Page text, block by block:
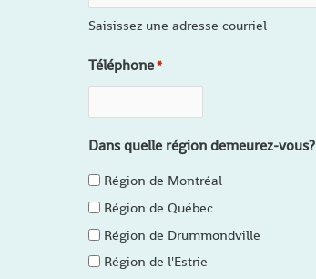
Saisissez une adresse courriel
Téléphone*
Dans quelle région demeurez-vous?
Région de Montréal
Région de Québec
Région de Drummondville
Région de l'Estrie